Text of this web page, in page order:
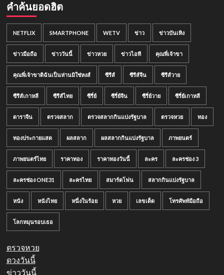
คำค้นยอดฮิต
NETFLIX SMARTPHONE WETV ข่าว ข่าวบันเทิง
ข่าวมือถือ ข่าววันนี้ ข่าวหวย ข่าวไอที คุณพี่เจ้าขา
คุณพี่เจ้าขาดิฉันเป็นห่านมิใช่หงส์ ซีรีส์ ซีรีส์จีน ซีรีส์วาย
ซีรีส์เกาหลี ซีรีส์ไทย ซีรี่ย์ ซีรี่ย์จีน ซีรี่ย์วาย ซีรี่ย์เกาหลี
ดาราจีน ตรวจสลาก ตรวจสลากกินแบ่งรัฐบาล ตรวจหวย ทอง
ทองประกายแสด ผลสลาก ผลสลากกินแบ่งรัฐบาล ภาพยนตร์
ภาพยนตร์ไทย ราคาทอง ราคาทองวันนี้ ละคร ละครช่อง 3
ละครช่อง ONE31 ละครไทย สมาร์ตโฟน สลากกินแบ่งรัฐบาล
หนัง หนังไทย หนึ่งในร้อย หวย เลขเด็ด โทรศัพท์มือถือ
โลกหมุนรอบเธอ
ตรวจหวย
ดวงวันนี้
ข่าววันนี้